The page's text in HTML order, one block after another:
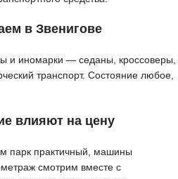
в Звенигове
и иномарки — седаны, кроссоверы,
транспорт. Состояние любое,
влияют на цену
парк практичный, машины
смотрим вместе с